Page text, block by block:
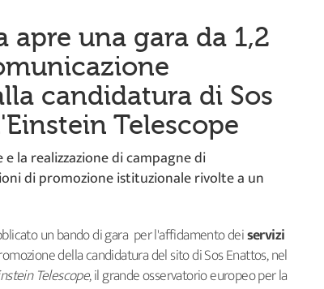
apre una gara da 1,2
candidatura di Sos
Telescope
la realizzazione di campagne di
di promozione istituzionale rivolte a un
un bando di gara per l'affidamento deiservizi
della candidatura del sito di Sos Enattos, nel
Telescope, il grande osservatorio europeo per la